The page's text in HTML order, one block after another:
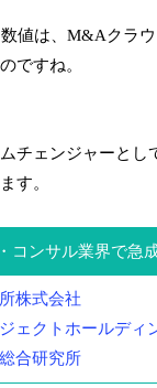
数値は、M&Aクラ
ですね。
チェンジャーとし
す。
コンサル業界で急
株式会社
ェクトホールディ
合研究所